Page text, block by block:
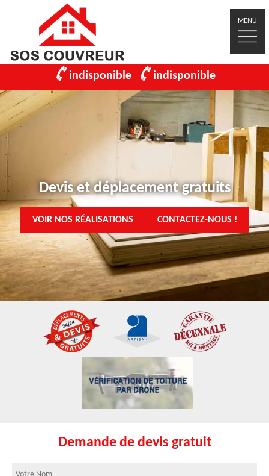
MENU
indisponible indisponible
Devis et déplacement gratuits
VOIR NOS RÉALISATIONS CONTACTEZ-NOUS !
Demande de devis gratuit